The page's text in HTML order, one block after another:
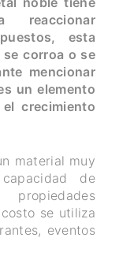
reaccionar
esta
corroa o se
mencionar
un elemento
crecimiento
material muy
de
se utiliza
eventos